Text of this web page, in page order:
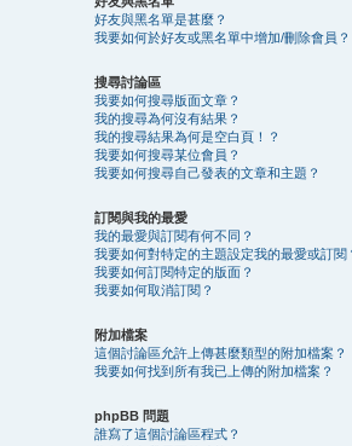
好友與黑名單是甚麼？
我要如何於好友或黑名單中增加/刪除會員？
搜尋討論區
我要如何搜尋版面文章？
我的搜尋為何沒有結果？
我的搜尋結果為何是空白頁！？
我要如何搜尋某位會員？
我要如何搜尋自己發表的文章和主題？
訂閱與我的最愛
我的最愛與訂閱有何不同？
我要如何對特定的主題設定我的最愛或訂閱
我要如何訂閱特定的版面？
我要如何取消訂閱？
附加檔案
這個討論區允許上傳甚麼類型的附加檔案？
我要如何找到所有我已上傳的附加檔案？
phpBB 問題
誰寫了這個討論區程式？